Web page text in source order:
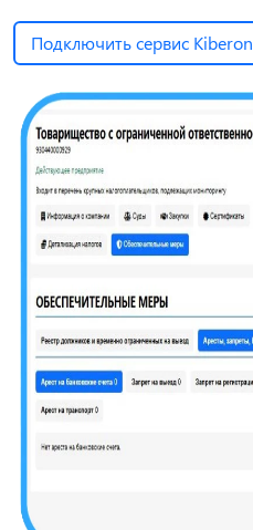
Подключить сервис Kiberon